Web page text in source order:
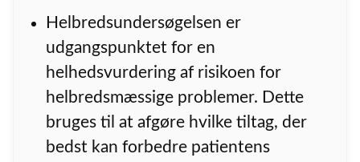
Helbredsundersøgelsen er
udgangspunktet for en
helhedsvurdering af risikoen for
helbredsmæssige problemer. Dette
bruges til at afgøre hvilke tiltag, der
bedst kan forbedre patientens